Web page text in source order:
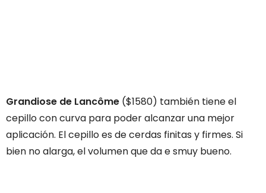
Grandiose de Lancôme ($1580) también tiene el
cepillo con curva para poder alcanzar una mejor
aplicación. El cepillo es de cerdas finitas y firmes. Si
bien no alarga, el volumen que da e smuy bueno.